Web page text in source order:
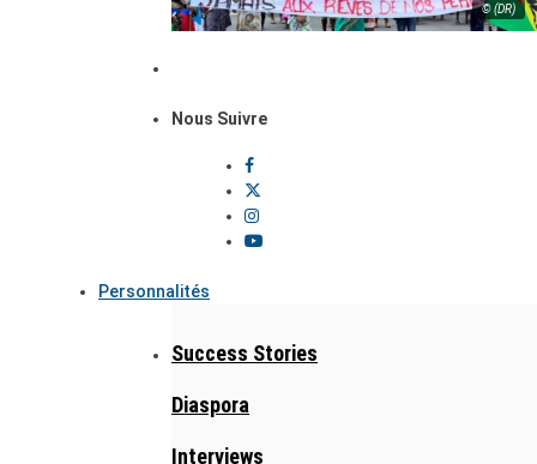
© (DR)
Nous Suivre
Personnalités
Success Stories
Diaspora
Interviews